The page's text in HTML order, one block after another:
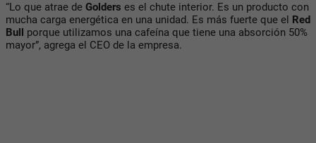
“Lo que atrae de Golders es el chute interior. Es un producto con
mucha carga energética en una unidad. Es más fuerte que el Red
Bull porque utilizamos una cafeína que tiene una absorción 50%
mayor”, agrega el CEO de la empresa.